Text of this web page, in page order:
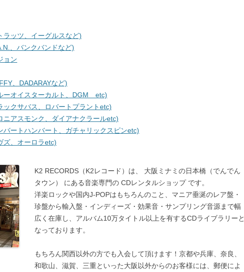
ラッツ、イーグルスなど)
、バンクバンドなど)
ョン
、DADARAYなど)
ーオイスターカルト、DGM etc)
ックサバス、ロバートプラントetc)
ニアスモンク、ダイアナクラールetc)
バートハンバート、ガチャリックスピンetc)
ズ、オーロラetc)
K2 RECORDS（K2レコード）は、 大阪ミナミの日本橋（でんでん
タウン） にある音楽専門の CDレンタルショップ です。
洋楽ロックや国内J-POPはもちろんのこと、マニア垂涎のレア盤・
珍盤から輸入盤・インディーズ・効果音・サンプリング音源まで幅
広く在庫し、アルバム10万タイトル以上を有するCDライブラリーと
なっております。
もちろん関西以外の方でも入会して頂けます！京都や兵庫、奈良、
和歌山、滋賀、三重といった大阪以外からのお客様には、郵便によ